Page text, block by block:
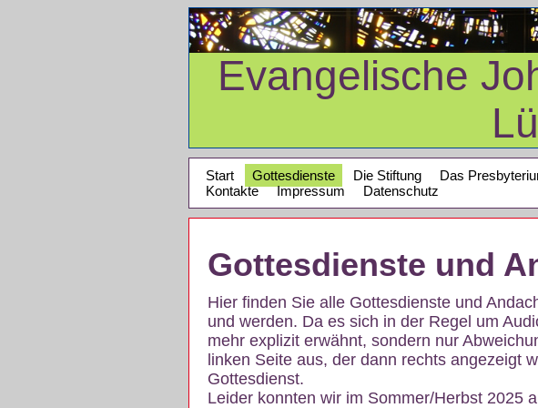
Evangelische
Start Gottesdienste Die Stiftung Das
Kontakte
Impressum Datenschutz
Gottesdienste und
Hier finden Sie alle Gottesdienste und
und werden. Da es sich in der Regel um
mehr explizit erwähnt, sondern nur
linken Seite aus, der dann rechts angezeigt
Gottesdienst.
Leider konnten wir im Sommer/Herbst 2025